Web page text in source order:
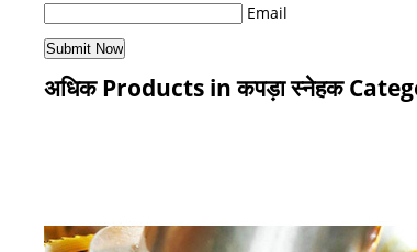
Email
अधिक Products in कपड़ा स्नेहक